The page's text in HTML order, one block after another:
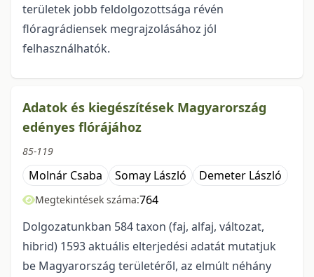
területek jobb feldolgozottsága révén
flóragrádiensek megrajzolásához jól
felhasználhatók.
Adatok és kiegészítések Magyarország
edényes flórájához
85-119
Molnár Csaba Somay László Demeter László
Megtekintések száma:764
Dolgozatunkban 584 taxon (faj, alfaj, változat,
hibrid) 1593 aktuális elterje­dési adatát mutatjuk
be Magyarország területéről, az elmúlt néhány